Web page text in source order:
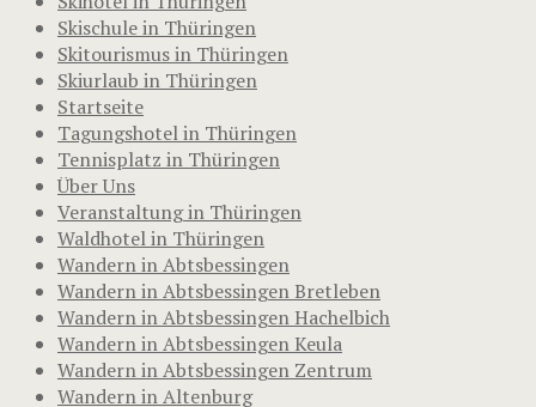
Skischule in Thüringen
Skitourismus in Thüringen
Skiurlaub in Thüringen
Startseite
Tagungshotel in Thüringen
Tennisplatz in Thüringen
Über Uns
Veranstaltung in Thüringen
Waldhotel in Thüringen
Wandern in Abtsbessingen
Wandern in Abtsbessingen Bretleben
Wandern in Abtsbessingen Hachelbich
Wandern in Abtsbessingen Keula
Wandern in Abtsbessingen Zentrum
Wandern in Altenburg